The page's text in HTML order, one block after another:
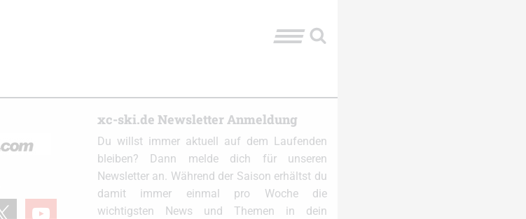
youtube
xc-ski.de Newsletter Anmeldung
Du willst immer aktuell auf dem Laufenden
bleiben? Dann melde dich für unseren
Newsletter an. Während der Saison erhältst du
damit immer einmal pro Woche die
wichtigsten News und Themen in dein